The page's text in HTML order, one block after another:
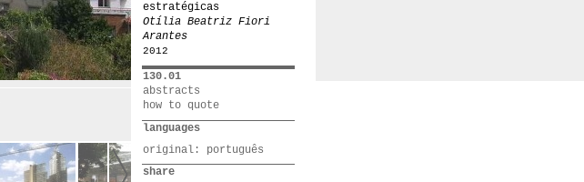
estratégicas
Otília Beatriz Fiori
Arantes
2012
130.01
abstracts
how to quote
languages
original: português
share